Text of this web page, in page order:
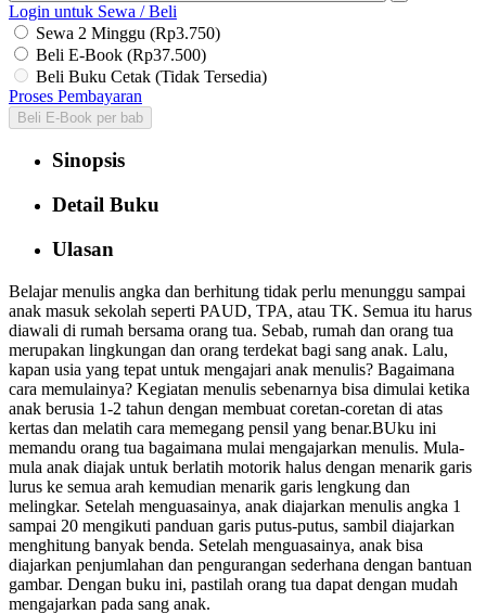
Login untuk Sewa / Beli
Sewa 2 Minggu (Rp3.750)
Beli E-Book (Rp37.500)
Beli Buku Cetak (Tidak Tersedia)
Proses Pembayaran
Beli E-Book per bab
Sinopsis
Detail Buku
Ulasan
Belajar menulis angka dan berhitung tidak perlu menunggu sampai
anak masuk sekolah seperti PAUD, TPA, atau TK. Semua itu harus
diawali di rumah bersama orang tua. Sebab, rumah dan orang tua
merupakan lingkungan dan orang terdekat bagi sang anak. Lalu,
kapan usia yang tepat untuk mengajari anak menulis? Bagaimana
cara memulainya? Kegiatan menulis sebenarnya bisa dimulai ketika
anak berusia 1-2 tahun dengan membuat coretan-coretan di atas
kertas dan melatih cara memegang pensil yang benar.BUku ini
memandu orang tua bagaimana mulai mengajarkan menulis. Mula-
mula anak diajak untuk berlatih motorik halus dengan menarik garis
lurus ke semua arah kemudian menarik garis lengkung dan
melingkar. Setelah menguasainya, anak diajarkan menulis angka 1
sampai 20 mengikuti panduan garis putus-putus, sambil diajarkan
menghitung banyak benda. Setelah menguasainya, anak bisa
diajarkan penjumlahan dan pengurangan sederhana dengan bantuan
gambar. Dengan buku ini, pastilah orang tua dapat dengan mudah
mengajarkan pada sang anak.